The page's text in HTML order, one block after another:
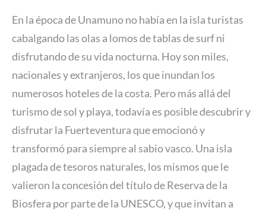
En la época de Unamuno no había en la isla turistas
cabalgando las olas a lomos de tablas de surf ni
disfrutando de su vida nocturna. Hoy son miles,
nacionales y extranjeros, los que inundan los
numerosos hoteles de la costa. Pero más allá del
turismo de sol y playa, todavía es posible descubrir y
disfrutar la Fuerteventura que emocionó y
transformó para siempre al sabio vasco. Una isla
plagada de tesoros naturales, los mismos que le
valieron la concesión del título de Reserva de la
Biosfera por parte de la UNESCO, y que invitan a